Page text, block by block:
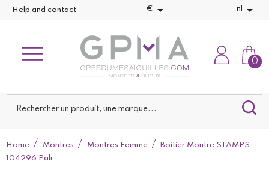
Help and contact €  nl 
0
Home Montres Montres Femme
Boitier Montre STAMPS
104296 Pali